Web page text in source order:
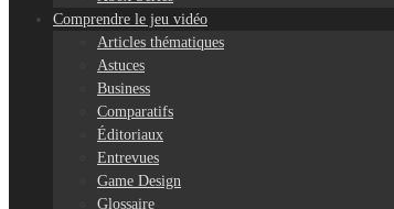
Comprendre le jeu vidéo
Articles thématiques
Astuces
Business
Comparatifs
Éditoriaux
Entrevues
Game Design
Glossaire